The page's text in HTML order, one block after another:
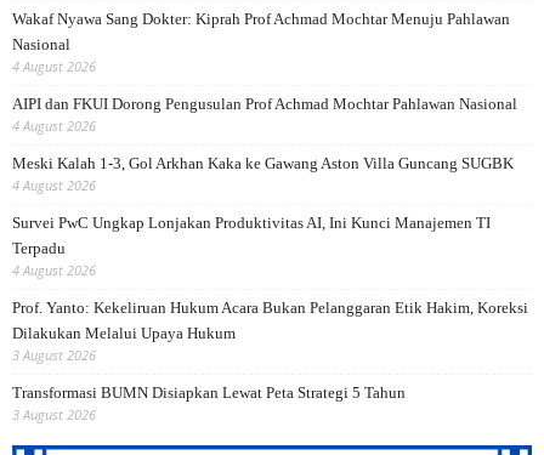
Wakaf Nyawa Sang Dokter: Kiprah Prof Achmad Mochtar Menuju Pahlawan
Nasional
4 August 2026
AIPI dan FKUI Dorong Pengusulan Prof Achmad Mochtar Pahlawan Nasional
4 August 2026
Meski Kalah 1-3, Gol Arkhan Kaka ke Gawang Aston Villa Guncang SUGBK
4 August 2026
Survei PwC Ungkap Lonjakan Produktivitas AI, Ini Kunci Manajemen TI
Terpadu
4 August 2026
Prof. Yanto: Kekeliruan Hukum Acara Bukan Pelanggaran Etik Hakim, Koreksi
Dilakukan Melalui Upaya Hukum
3 August 2026
Transformasi BUMN Disiapkan Lewat Peta Strategi 5 Tahun
3 August 2026